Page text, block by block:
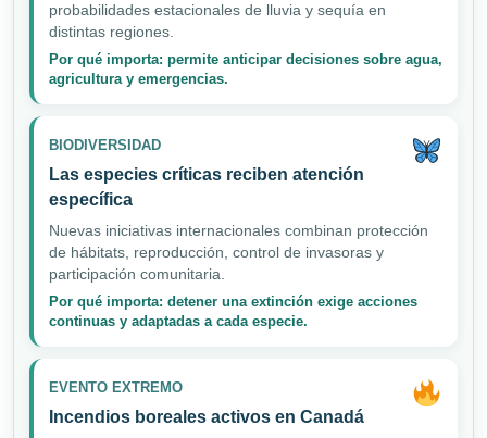
probabilidades estacionales de lluvia y sequía en
distintas regiones.
Por qué importa: permite anticipar decisiones sobre agua,
agricultura y emergencias.
BIODIVERSIDAD
Las especies críticas reciben atención
específica
Nuevas iniciativas internacionales combinan protección
de hábitats, reproducción, control de invasoras y
participación comunitaria.
Por qué importa: detener una extinción exige acciones
continuas y adaptadas a cada especie.
EVENTO EXTREMO
Incendios boreales activos en Canadá